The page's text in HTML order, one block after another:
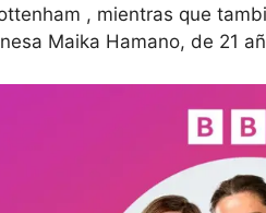
, mientras que
Maika Hamano, de 21